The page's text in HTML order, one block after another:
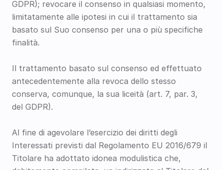
GDPR); revocare il consenso in qualsiasi momento,
limitatamente alle ipotesi in cui il trattamento sia
basato sul Suo consenso per una o più specifiche
finalità.
Il trattamento basato sul consenso ed effettuato
antecedentemente alla revoca dello stesso
conserva, comunque, la sua liceità (art. 7, par. 3,
del GDPR).
Al fine di agevolare l’esercizio dei diritti degli
Interessati previsti dal Regolamento EU 2016/679 il
Titolare ha adottato idonea modulistica che,